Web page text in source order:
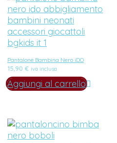
Pantalone Bambina Nero iDO
15,90 € iva inclusa
Aggiungi al carrello